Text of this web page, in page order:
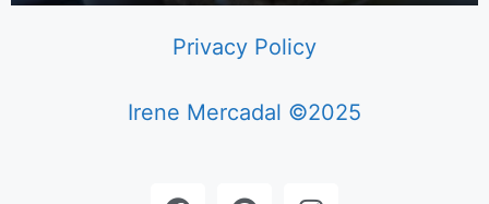
Privacy Policy
Irene Mercadal ©2025